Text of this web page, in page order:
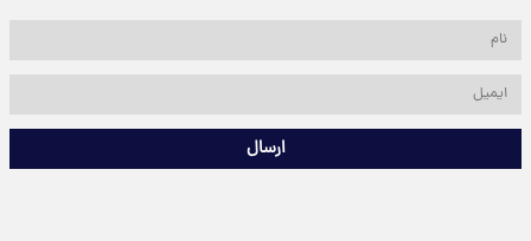
ارسال